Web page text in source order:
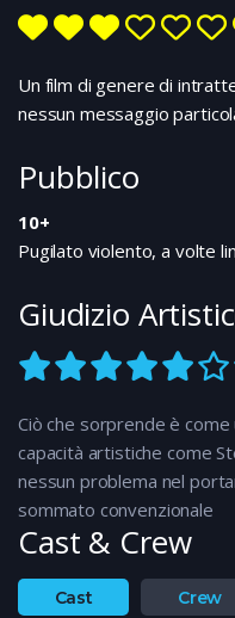
John deve
scriversi
scadere ma
convince
scriversi ma
Un film di genere di
nessun messaggio
Pubblico
10+
Pugilato violento, a volte
Giudizio
Ciò che sorprende è
capacità artistiche come
nessun problema nel
sommato convenzionale
Cast & Crew
Cast Crew